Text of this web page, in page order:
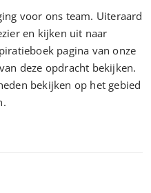
voor ons team. Uiteraard
en kijken uit naar
pagina van onze
deze opdracht bekijken.
bekijken op het gebied